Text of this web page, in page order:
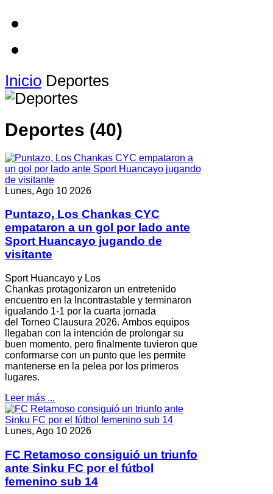
Inicio Deportes
Deportes (40)
Lunes, Ago 10 2026
Puntazo, Los Chankas CYC
empataron a un gol por lado ante
Sport Huancayo jugando de
visitante
Sport Huancayo y Los
Chankas protagonizaron un entretenido
encuentro en la Incontrastable y terminaron
igualando 1-1 por la cuarta jornada
del Torneo Clausura 2026. Ambos equipos
llegaban con la intención de prolongar su
buen momento, pero finalmente tuvieron que
conformarse con un punto que les permite
mantenerse en la pelea por los primeros
lugares.
Leer más ...
Lunes, Ago 10 2026
FC Retamoso consiguió un triunfo
ante Sinku FC por el fútbol
femenino sub 14